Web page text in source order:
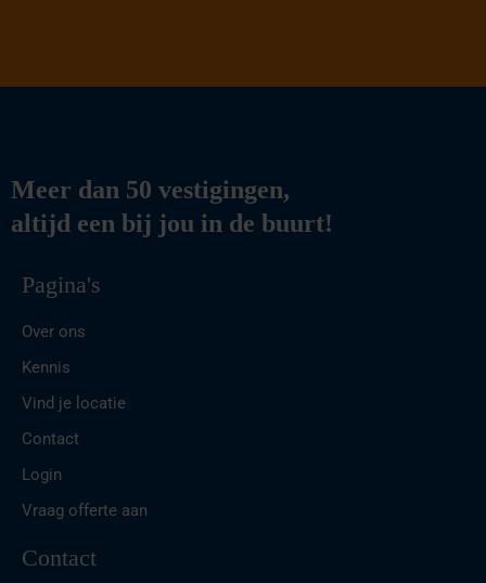
Meer dan 50 vestigingen,
altijd een bij jou in de buurt!
Pagina's
Over ons
Kennis
Vind je locatie
Contact
Login
Vraag offerte aan
Contact